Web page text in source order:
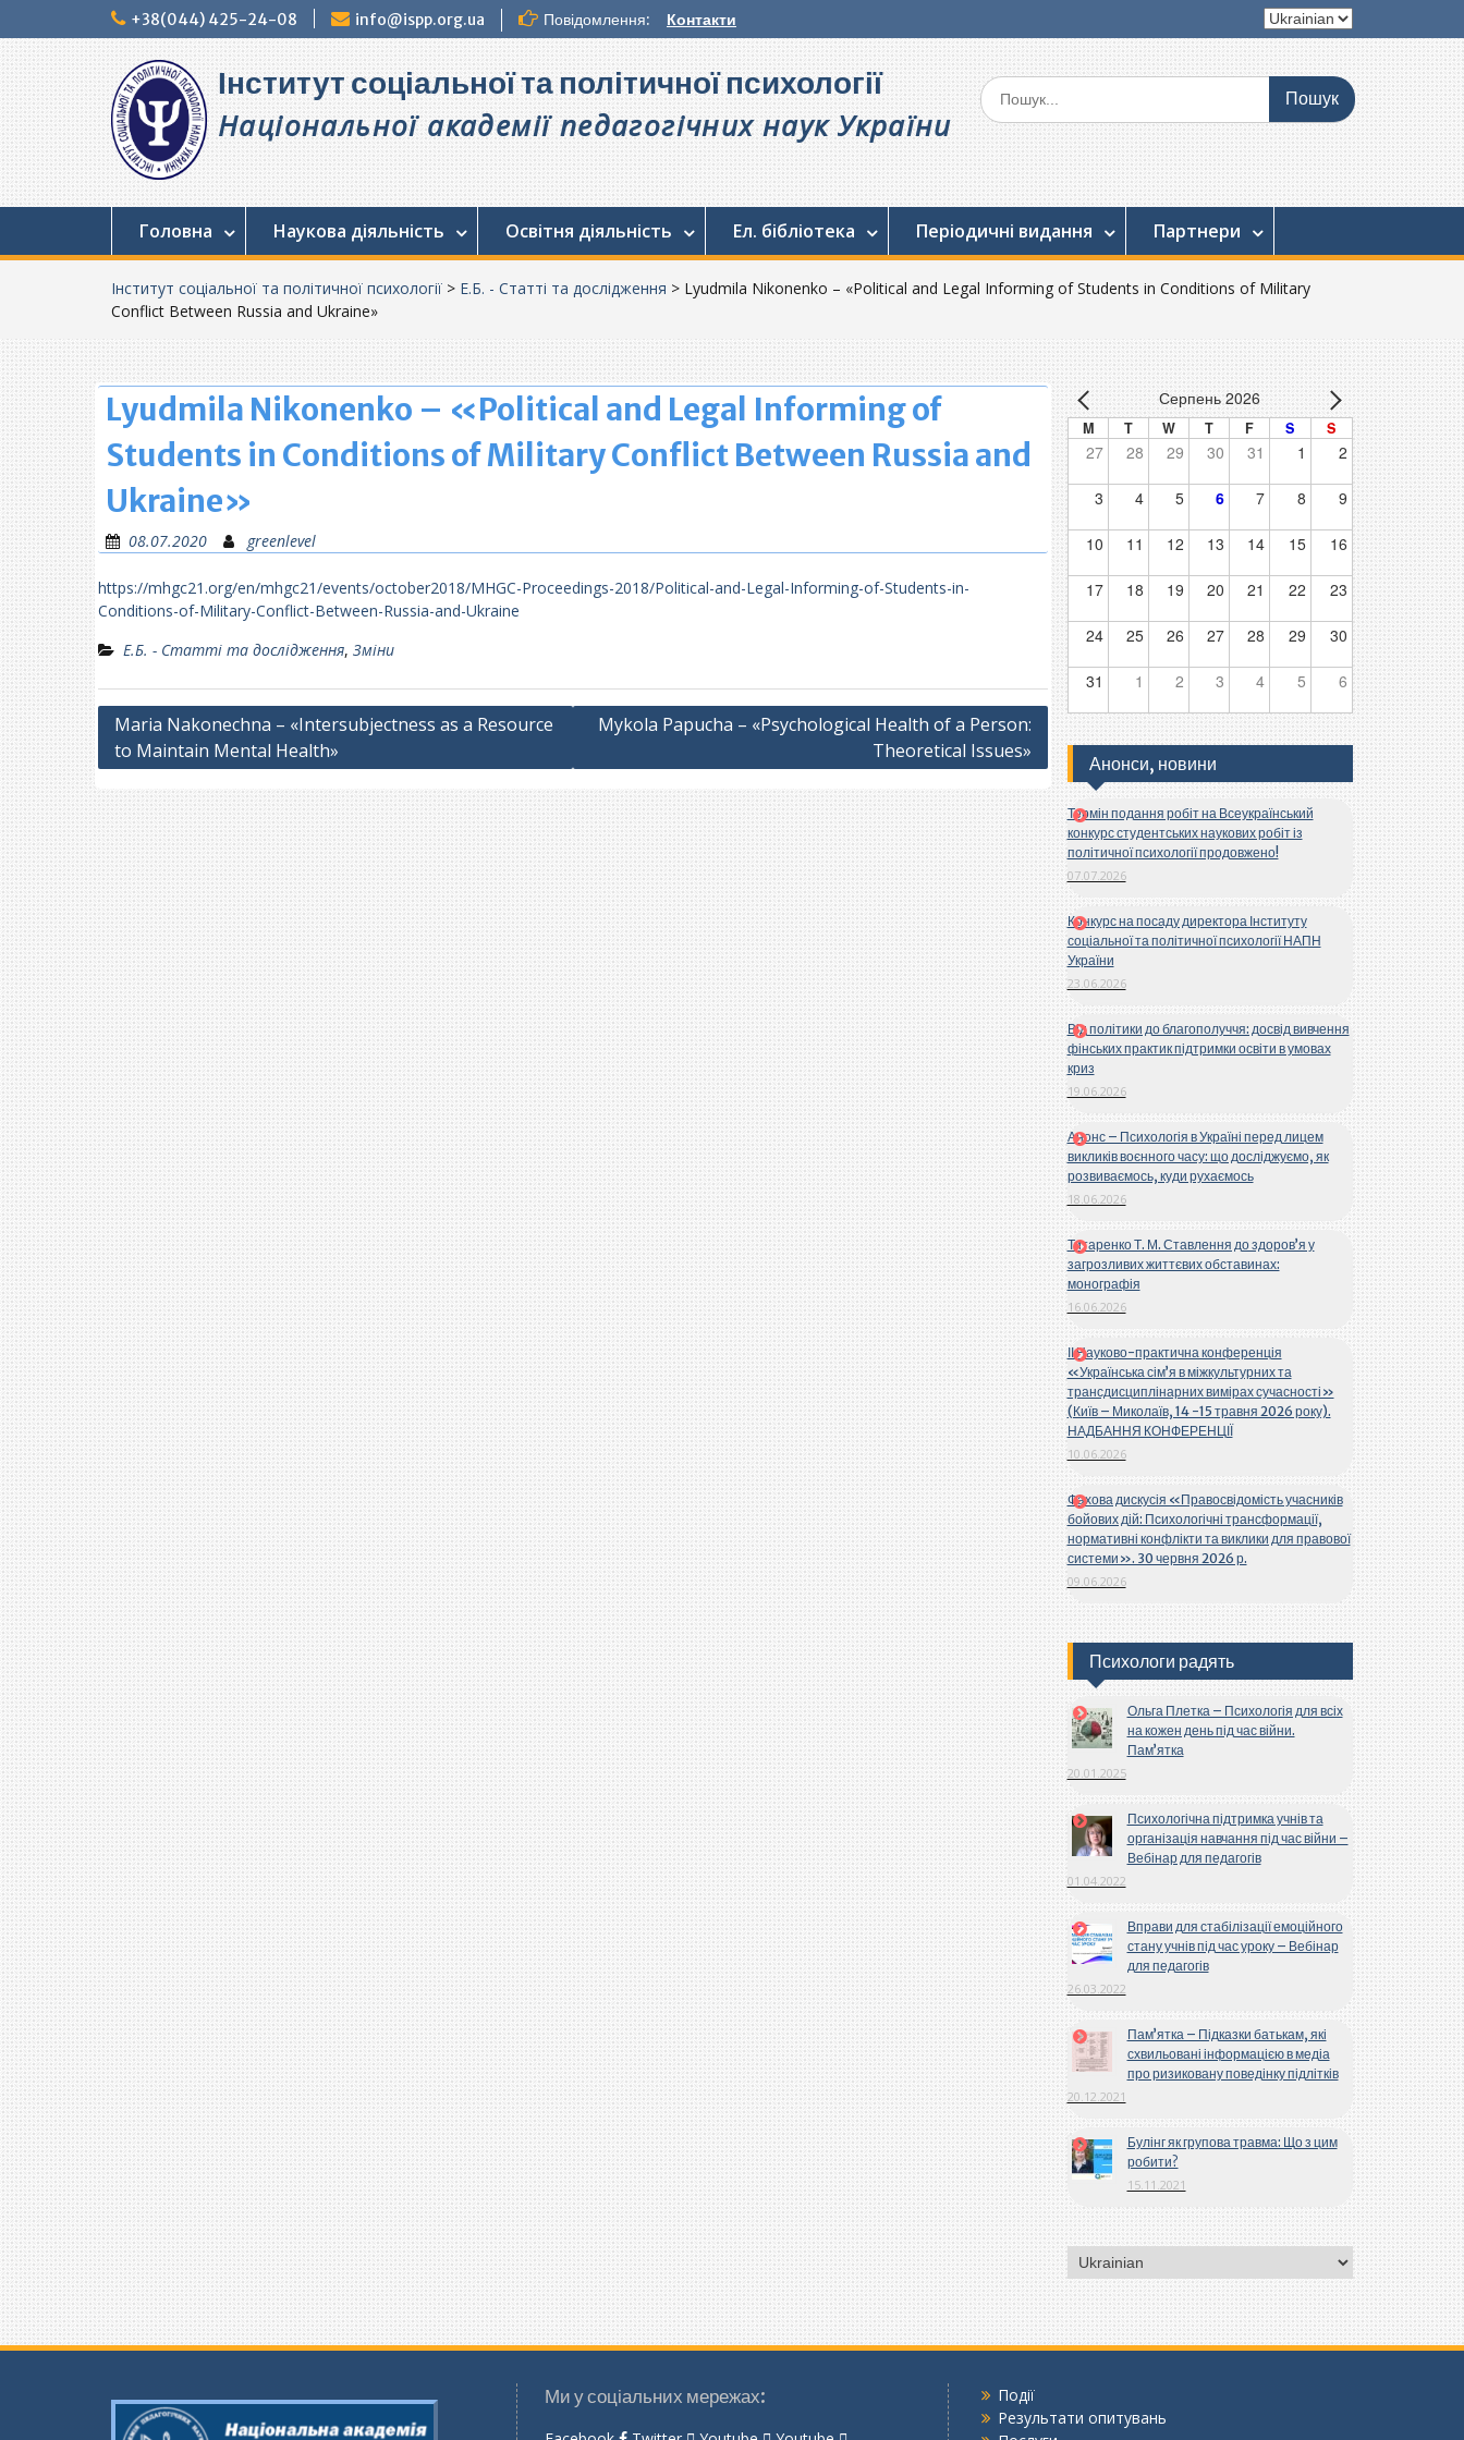
до
+38(044) 425-24-08 info@ispp.org.ua Повідомлення: Контакти
Вибрати
мову
Інститут соціальної та політичної психології
Національної академії педагогічних наук України
Шукати:
Головна Наукова діяльність Освітня діяльність Ел. бібліотека Періодичні видання Партнери
Інститут соціальної та політичної психології > Е.Б. - Статті та дослідження > Lyudmila Nikonenko – «Political and Legal Informing of Students in Conditions of Military
Conflict Between Russia and Ukraine»
Lyudmila Nikonenko – «Political and Legal Informing of
Students in Conditions of Military Conflict Between Russia and
Ukraine»
08.07.2020 greenlevel
https://mhgc21.org/en/mhgc21/events/october2018/MHGC-Proceedings-2018/Political-and-Legal-Informing-of-Students-in-
Conditions-of-Military-Conflict-Between-Russia-and-Ukraine
Е.Б. - Статті та дослідження, Зміни
Навігація
записів
Maria Nakonechna – «Intersubjectness as a Resource
to Maintain Mental Health»
Mykola Papucha – «Psychological Health of a Person:
Theoretical Issues»
Серпень 2026
M T W T F S S
27 28 29 30 31 1 2
3 4 5 6 7 8 9
10 11 12 13 14 15 16
17 18 19 20 21 22 23
24 25 26 27 28 29 30
31 1 2 3 4 5 6
Анонси, новини
Термін подання робіт на Всеукраїнський
конкурс студентських наукових робіт із
політичної психології продовжено!
07.07.2026
Конкурс на посаду директора Інституту
соціальної та політичної психології НАПН
України
23.06.2026
Від політики до благополуччя: досвід вивчення
фінських практик підтримки освіти в умовах
криз
19.06.2026
Анонс – Психологія в Україні перед лицем
викликів воєнного часу: що досліджуємо, як
розвиваємось, куди рухаємось
18.06.2026
Титаренко Т. М. Ставлення до здоров’я у
загрозливих життєвих обставинах:
монографія
16.06.2026
ІІ Науково-практична конференція
«Українська сім’я в міжкультурних та
трансдисциплінарних вимірах сучасності»
(Київ – Миколаїв, 14 -15 травня 2026 року).
НАДБАННЯ КОНФЕРЕНЦІЇ
10.06.2026
Фахова дискусія «Правосвідомість учасників
бойових дій: Психологічні трансформації,
нормативні конфлікти та виклики для правової
системи». 30 червня 2026 р.
09.06.2026
Психологи радять
Ольга Плетка – Психологія для всіх
на кожен день під час війни.
Пам’ятка
20.01.2025
Психологічна підтримка учнів та
організація навчання під час війни –
Вебінар для педагогів
01.04.2022
Вправи для стабілізації емоційного
стану учнів під час уроку – Вебінар
для педагогів
26.03.2022
Пам’ятка – Підказки батькам, які
схвильовані інформацією в медіа
про ризиковану поведінку підлітків
20.12.2021
Булінг як групова травма: Що з цим
робити?
15.11.2021
Вибрати
мову
Ми у соціальних мережах:
Події
Результати опитувань